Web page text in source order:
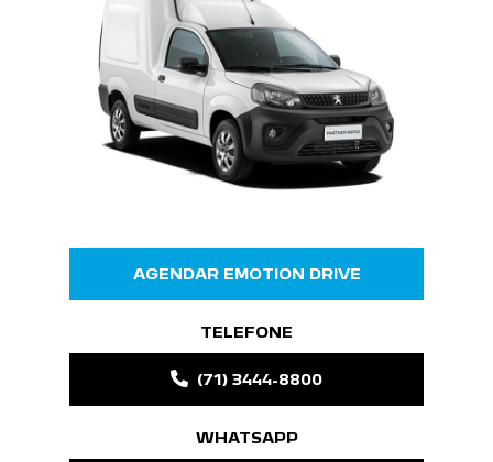
RAPID
AGENDAR EMOTION DRIVE
TELEFONE